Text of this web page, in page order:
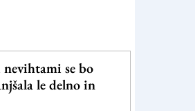
se bo
le delno in